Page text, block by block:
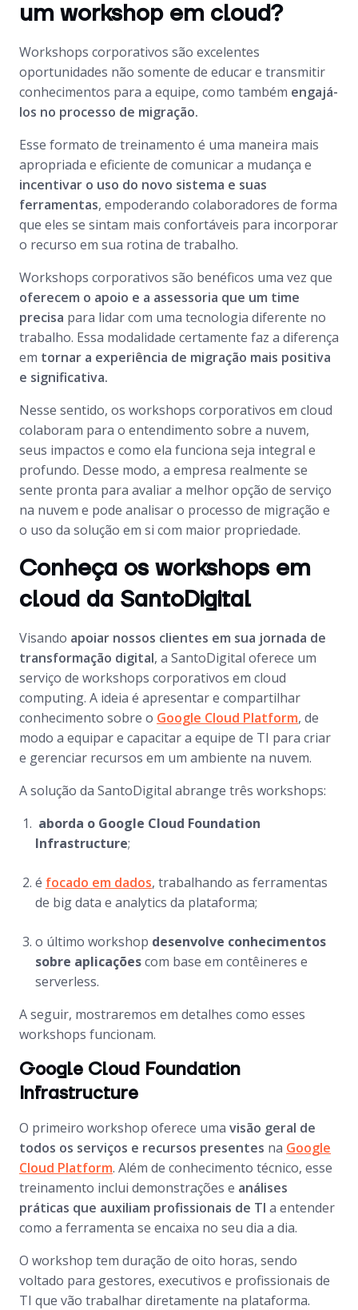
um workshop em cloud?
Workshops corporativos são excelentes
oportunidades não somente de educar e transmitir
conhecimentos para a equipe, como também engajá-
los no processo de migração.
Esse formato de treinamento é uma maneira mais
apropriada e eficiente de comunicar a mudança e
incentivar o uso do novo sistema e suas
ferramentas, empoderando colaboradores de forma
que eles se sintam mais confortáveis para incorporar
o recurso em sua rotina de trabalho.
Workshops corporativos são benéficos uma vez que
oferecem o apoio e a assessoria que um time
precisa para lidar com uma tecnologia diferente no
trabalho. Essa modalidade certamente faz a diferença
em tornar a experiência de migração mais positiva
e significativa.
Nesse sentido, os workshops corporativos em cloud
colaboram para o entendimento sobre a nuvem,
seus impactos e como ela funciona seja integral e
profundo. Desse modo, a empresa realmente se
sente pronta para avaliar a melhor opção de serviço
na nuvem e pode analisar o processo de migração e
o uso da solução em si com maior propriedade.
Conheça os workshops em
cloud da SantoDigital
Visando apoiar nossos clientes em sua jornada de
transformação digital, a SantoDigital oferece um
serviço de workshops corporativos em cloud
computing. A ideia é apresentar e compartilhar
conhecimento sobre o Google Cloud Platform, de
modo a equipar e capacitar a equipe de TI para criar
e gerenciar recursos em um ambiente na nuvem.
A solução da SantoDigital abrange três workshops:
aborda o Google Cloud Foundation
Infrastructure;
é focado em dados, trabalhando as ferramentas
de big data e analytics da plataforma;
o último workshop desenvolve conhecimentos
sobre aplicaçõescom base em contêineres e
serverless.
A seguir, mostraremos em detalhes como esses
workshops funcionam.
Google Cloud Foundation
Infrastructure
O primeiro workshop oferece uma visão geral de
todos os serviços e recursos presentes na Google
Cloud Platform. Além de conhecimento técnico, esse
treinamento inclui demonstrações e análises
práticas que auxiliam profissionais de TI a entender
como a ferramenta se encaixa no seu dia a dia.
O workshop tem duração de oito horas, sendo
voltado para gestores, executivos e profissionais de
TI que vão trabalhar diretamente na plataforma.